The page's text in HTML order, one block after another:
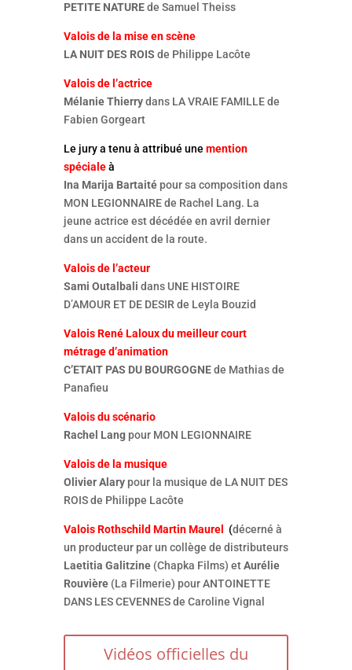
PETITE NATUREde Samuel Theiss
Valois de la mise en scène
LA NUIT DES ROIS de Philippe Lacôte
Valois de l’actrice
Mélanie Thierrydans LA VRAIE FAMILLE de
Fabien Gorgeart
Le jury a tenu à attribué une mention
spécialeà
Ina Marija Bartaitépour sa composition dans
MON LEGIONNAIRE de Rachel Lang. La
jeune actrice est décédée en avril dernier
dans un accident de la route.
Valois de l’acteur
Sami Outalbali dans UNE HISTOIRE
D’AMOUR ET DE DESIR de Leyla Bouzid
Valois René Laloux du meilleurcourt
métrage d’animation
C’ETAIT PAS DU BOURGOGNEde Mathias de
Panafieu
Valois du scénario
Rachel Langpour MON LEGIONNAIRE
Valois de la musique
Olivier Alarypour la musique de LA NUIT DES
ROIS de Philippe Lacôte
Valois Rothschild Martin Maurel (décerné à
un producteur par un collège de distributeurs
Laetitia Galitzine(Chapka Films) etAurélie
Rouvière(La Filmerie) pour ANTOINETTE
DANS LES CEVENNES de Caroline Vignal
Vidéos officielles du